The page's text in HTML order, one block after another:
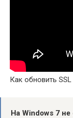
Как обновить
На Windows 7 не